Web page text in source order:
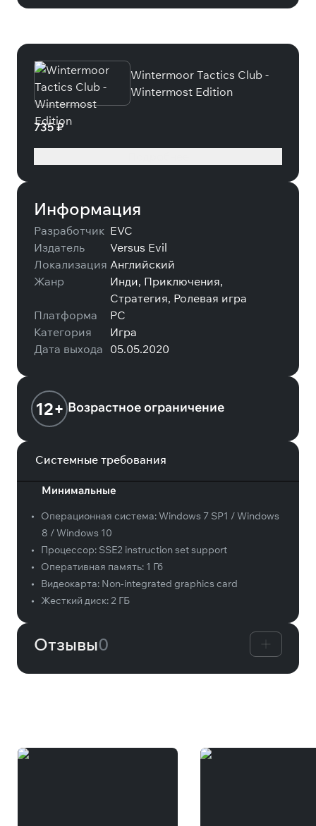
Wintermoor Tactics Club -
Wintermost Edition
735 ₽
Информация
Разработчик EVC
Издатель
Versus Evil
Локализация Английский
Жанр
Инди, Приключения,
Стратегия, Ролевая игра
Платформа
PC
Категория
Игра
Дата выхода 05.05.2020
12+ Возрастное ограничение
Системные требования
Минимальные
• Операционная система:Windows 7 SP1 / Windows
8 / Windows 10
•
Процессор: SSE2 instruction set support
•
Оперативная память: 1 Гб
•
Видеокарта: Non-integrated graphics card
•
Жесткий диск:2 ГБ
Отзывы0